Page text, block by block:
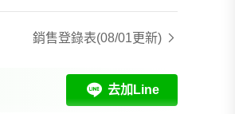
銷售登錄表(08/01更新)
去加Line